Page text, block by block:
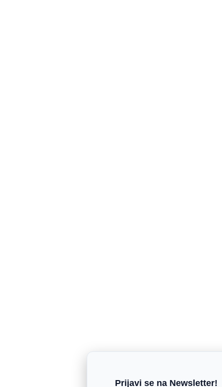
Prijavi se na Newsletter!